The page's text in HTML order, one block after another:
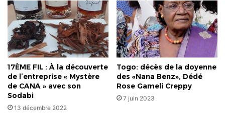
17ÈME FIL : À la découverte
de l’entreprise « Mystère
de CANA » avec son
Sodabi
13 décembre 2022
Togo: décès de la doyenne
des «Nana Benz», Dédé
Rose Gameli Creppy
7 juin 2023